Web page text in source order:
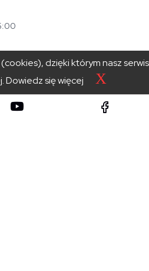
dzięki którym nasz serwis
Dowiedz się więcej X